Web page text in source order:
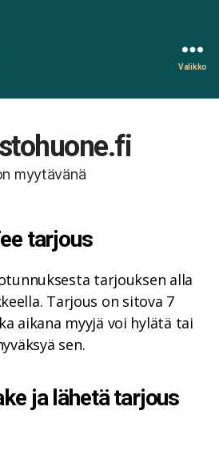
Valikko
myytävänä
tarjous
tarjouksen alla
Tarjous on sitova 7
aikana myyjä voi hylätä tai
sen.
ja lähetä tarjous